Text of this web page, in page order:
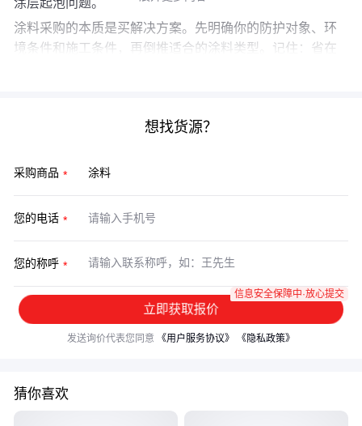
涂层起泡问题。
涂料采购的本质是买解决方案。先明确你的防护对象、环
境条件和施工条件，再倒推适合的涂料类型。记住：省在
想找货源？
采购商品
您的电话
您的称呼
立即获取报价
信息安全保障中·放心提交
发送询价代表您同意 《用户服务协议》 《隐私政策》
猜你喜欢